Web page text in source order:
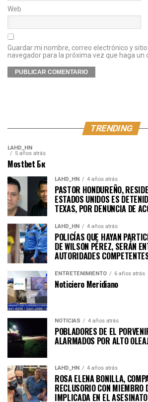
Web
Guardar mi nombre, correo electrónico y
navegador para la próxima vez que haga un
TRENDING
LAHD_HN
5 años atrás
Mostbet Бк
LAHD_HN 4 años atrás
PASTOR HONDUREÑO,
ESTADOS UNIDOS ES
TEXAS, POR DENUNCIA DE
LAHD_HN 4 años atrás
POLICÍAS QUE HAYAN
DE WILSON PÉREZ, SERÁN
AUTORIDADES
ENTRETENIMIENTO 6 años atrás
Noticiero Meridiano
NOTICIAS 4 años atrás
POBLADORES DE EL
ALARMADOS POR ALTO
LAHD_HN 4 años atrás
ROSA ELENA BONILLA,
RECLUSORIO CON MIEMBRO
IMPLICADA EN EL